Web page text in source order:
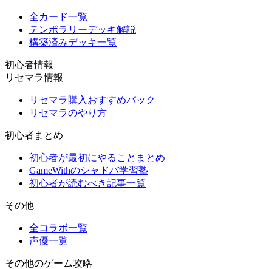
全カード一覧
テンポラリーデッキ解説
構築済みデッキ一覧
初心者情報
リセマラ情報
リセマラ購入おすすめパック
リセマラのやり方
初心者まとめ
初心者が最初にやることまとめ
GameWithのシャドバ学習塾
初心者が読むべき記事一覧
その他
全コラボ一覧
声優一覧
その他のゲーム攻略